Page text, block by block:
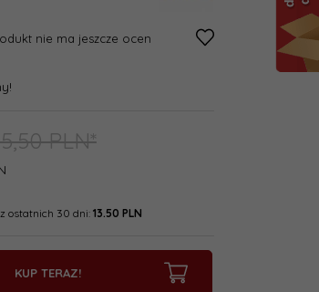
nie ma jeszcze ocen
PLN*
ostatnich 30 dni: 13.50 PLN
KUP TERAZ!